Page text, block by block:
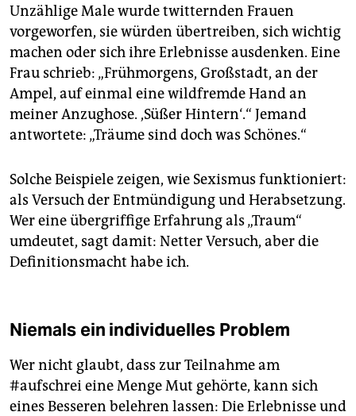
Unzählige Male wurde twitternden Frauen
vorgeworfen, sie würden übertreiben, sich wichtig
machen oder sich ihre Erlebnisse ausdenken. Eine
Frau schrieb: „Frühmorgens, Großstadt, an der
Ampel, auf einmal eine wildfremde Hand an
meiner Anzughose. ,Süßer Hintern‘.“ Jemand
antwortete: „Träume sind doch was Schönes.“
Solche Beispiele zeigen, wie Sexismus funktioniert:
als Versuch der Entmündigung und Herabsetzung.
Wer eine übergriffige Erfahrung als „Traum“
umdeutet, sagt damit: Netter Versuch, aber die
Definitionsmacht habe ich.
Niemals ein individuelles Problem
Wer nicht glaubt, dass zur Teilnahme am
#aufschrei eine Menge Mut gehörte, kann sich
eines Besseren belehren lassen: Die Erlebnisse und